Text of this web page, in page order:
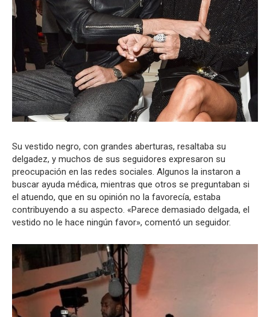
Su vestido negro, con grandes aberturas, resaltaba su
delgadez, y muchos de sus seguidores expresaron su
preocupación en las redes sociales. Algunos la instaron a
buscar ayuda médica, mientras que otros se preguntaban si
el atuendo, que en su opinión no la favorecía, estaba
contribuyendo a su aspecto. «Parece demasiado delgada, el
vestido no le hace ningún favor», comentó un seguidor.